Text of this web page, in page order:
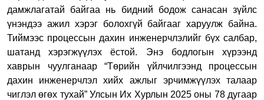
дамжлагатай байгаа нь бидний бодож санасан зүйлс
үнэндээ ажил хэрэг болохгүй байгааг харуулж байна.
Тиймээс процессын дахин инженерчлэлийг бүх салбар,
шатанд хэрэгжүүлэх ёстой. Энэ бодлогын хүрээнд
хаврын чуулганаар “Төрийн үйлчилгээнд процессын
дахин инженерчлэл хийх ажлыг эрчимжүүлэх талаар
чиглэл өгөх тухай” Улсын Их Хурлын 2025 оны 78 дугаар